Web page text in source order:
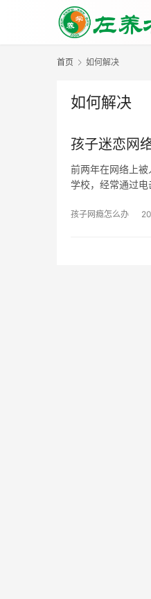
首页 如何解决
如何解决
孩子迷恋网
前两年在网络上
学校，经常通过
孩子网瘾怎么办